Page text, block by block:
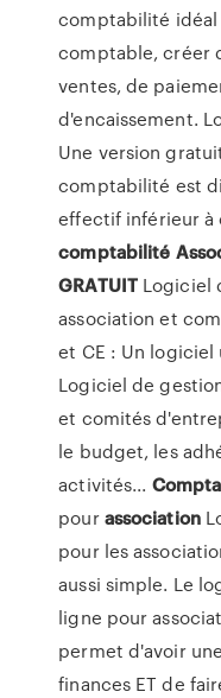
comptabilité idéal
comptable, créer
ventes, de
d'encaissement.
Une version
comptabilité est
effectif inférieur à
comptabilité
GRATUITLogiciel
association et
et CE : Un
Logiciel de
et comités
le budget, les
activités...
pourassociation
pour les
aussi simple. Le
ligne pour
permet d'avoir
finances ET de